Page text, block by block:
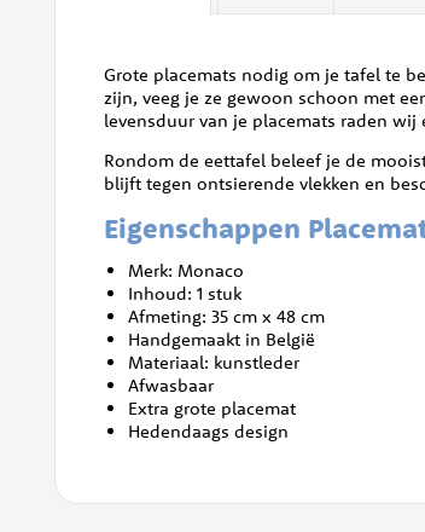
Grote placemats nodig om je tafel te
zijn, veeg je ze gewoon schoon met
levensduur van je placemats raden
Rondom de eettafel beleef je de
blijft tegen ontsierende vlekken en
Eigenschappen
Merk: Monaco
Inhoud: 1 stuk
Afmeting: 35 cm x 48 cm
Handgemaakt in België
Materiaal: kunstleder
Afwasbaar
Extra grote placemat
Hedendaags design